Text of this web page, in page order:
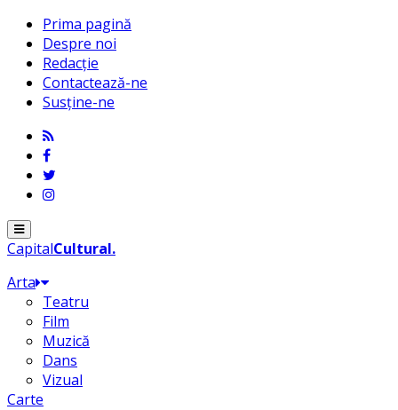
Prima pagină
Despre noi
Redacție
Contactează-ne
Susține-ne
Menu
CapitalCultural.
Arta
Teatru
Film
Muzică
Dans
Vizual
Carte